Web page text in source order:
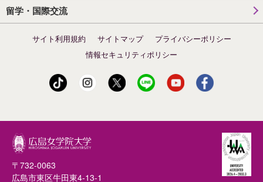
留学・国際交流
サイト利用規約 サイトマップ
プライバシーポリシー
情報セキュリティポリシー
〒732-0063
広島市東区牛田東4-13-1